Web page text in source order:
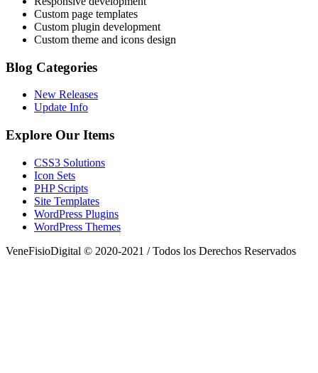
Custom page templates
Custom plugin development
Custom theme and icons design
Blog Categories
New Releases
Update Info
Explore Our Items
CSS3 Solutions
Icon Sets
PHP Scripts
Site Templates
WordPress Plugins
WordPress Themes
VeneFisioDigital © 2020-2021 / Todos los Derechos Reservados